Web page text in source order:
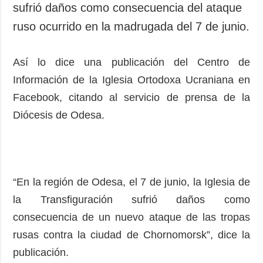
sufrió daños como consecuencia del ataque
ruso ocurrido en la madrugada del 7 de junio.
Así lo dice una publicación del Centro de
Información de la Iglesia Ortodoxa Ucraniana en
Facebook, citando al servicio de prensa de la
Diócesis de Odesa.
“En la región de Odesa, el 7 de junio, la Iglesia de
la Transfiguración sufrió daños como
consecuencia de un nuevo ataque de las tropas
rusas contra la ciudad de Chornomorsk”, dice la
publicación.